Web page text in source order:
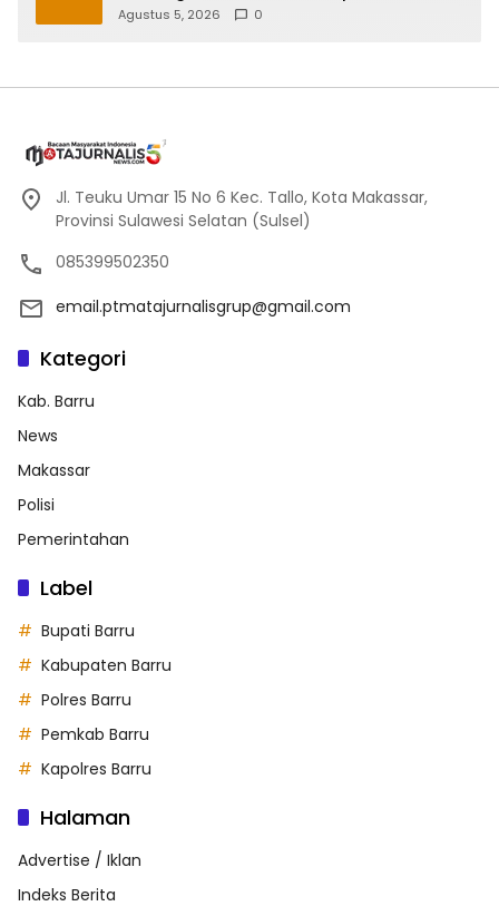
Online di Maros
Agustus 5, 2026 0
Jl. Teuku Umar 15 No 6 Kec. Tallo, Kota Makassar,
Provinsi Sulawesi Selatan (Sulsel)
085399502350
email.ptmatajurnalisgrup@gmail.com
Kategori
Kab. Barru
News
Makassar
Polisi
Pemerintahan
Label
Bupati Barru
Kabupaten Barru
Polres Barru
Pemkab Barru
Kapolres Barru
Halaman
Advertise / Iklan
Indeks Berita